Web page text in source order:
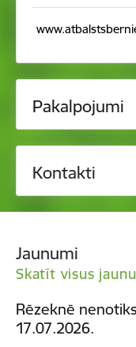
Pakalpojumi
Kontakti
Jaunumi
Skatīt visus
Rēzeknē
17.07.2026.